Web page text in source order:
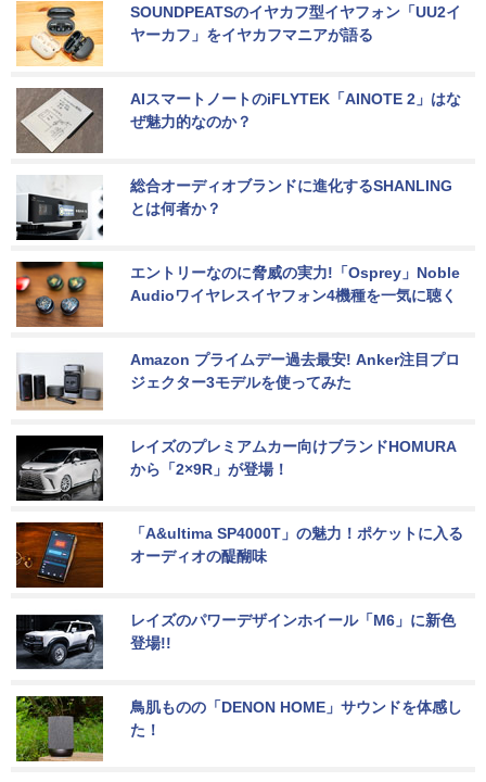
SOUNDPEATSのイヤカフ型イヤフォン「UU2イ
ヤーカフ」をイヤカフマニアが語る
AIスマートノートのiFLYTEK「AINOTE 2」はな
ぜ魅力的なのか？
総合オーディオブランドに進化するSHANLING
とは何者か？
エントリーなのに脅威の実力!「Osprey」Noble
Audioワイヤレスイヤフォン4機種を一気に聴く
Amazon プライムデー過去最安! Anker注目プロ
ジェクター3モデルを使ってみた
レイズのプレミアムカー向けブランドHOMURA
から「2×9R」が登場！
「A&ultima SP4000T」の魅力！ポケットに入る
オーディオの醍醐味
レイズのパワーデザインホイール「M6」に新色
登場!!
鳥肌ものの「DENON HOME」サウンドを体感し
た！